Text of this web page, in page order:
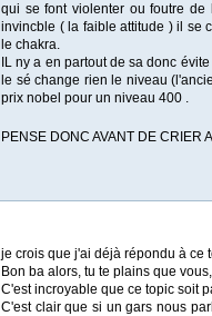
qui se font violenter ou foutre
invincble ( la faible attitude ) il se
le chakra.
IL ny a en partout de sa donc
le sé change rien le niveau
prix nobel pour un niveau 400 .
PENSE DONC AVANT DE CRIER
je crois que j'ai déjà répondu à ce
Bon ba alors, tu te plains que
C'est incroyable que ce topic soit
C'est clair que si un gars nous